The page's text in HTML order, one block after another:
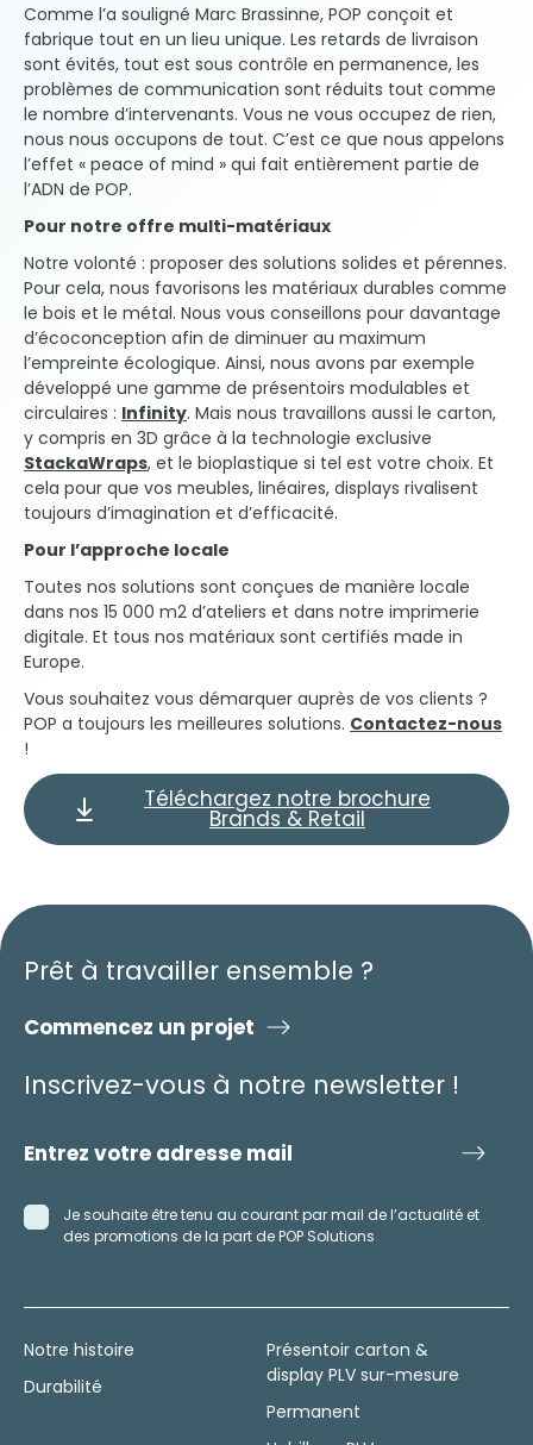
Comme l’a souligné Marc Brassinne, POP conçoit et
fabrique tout en un lieu unique. Les retards de livraison
sont évités, tout est sous contrôle en permanence, les
problèmes de communication sont réduits tout comme
le nombre d’intervenants. Vous ne vous occupez de rien,
nous nous occupons de tout. C’est ce que nous appelons
l’effet « peace of mind » qui fait entièrement partie de
l’ADN de POP.
Pour notre offre multi-matériaux
Notre volonté : proposer des solutions solides et pérennes.
Pour cela, nous favorisons les matériaux durables comme
le bois et le métal. Nous vous conseillons pour davantage
d’écoconception afin de diminuer au maximum
l’empreinte écologique. Ainsi, nous avons par exemple
développé une gamme de présentoirs modulables et
circulaires : Infinity. Mais nous travaillons aussi le carton,
y compris en 3D grâce à la technologie exclusive
StackaWraps, et le bioplastique si tel est votre choix. Et
cela pour que vos meubles, linéaires, displays rivalisent
toujours d’imagination et d’efficacité.
Pour l’approche locale
Toutes nos solutions sont conçues de manière locale
dans nos 15 000 m2 d’ateliers et dans notre imprimerie
digitale. Et tous nos matériaux sont certifiés made in
Europe.
Vous souhaitez vous démarquer auprès de vos clients ?
POP a toujours les meilleures solutions. Contactez-nous
!
Téléchargez notre brochure
Brands & Retail
Prêt à travailler ensemble ?
Commencez un projet
Inscrivez-vous à notre newsletter !
Je souhaite être tenu au courant par mail de l’actualité et
des promotions de la part de POP Solutions
Notre histoire
Durabilité
Présentoir carton &
display PLV sur-mesure
Permanent